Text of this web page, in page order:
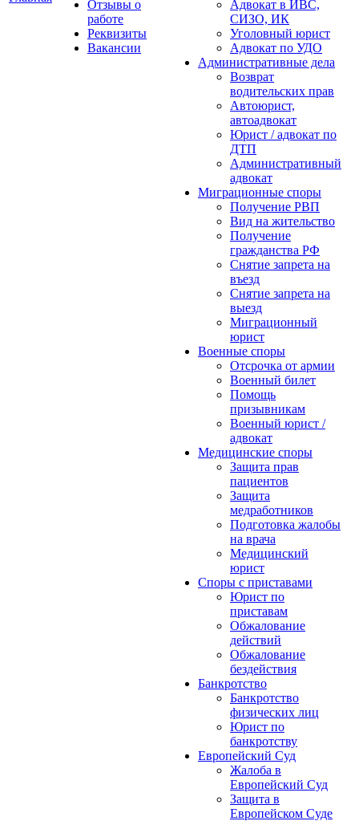
Отзывы о
работе
Реквизиты
Вакансии
Адвокат в ИВС,
СИЗО, ИК
Уголовный юрист
Адвокат по УДО
Административные дела
Возврат
водительских прав
Автоюрист,
автоадвокат
Юрист / адвокат по
ДТП
Административный
адвокат
Миграционные споры
Получение РВП
Вид на жительство
Получение
гражданства РФ
Снятие запрета на
въезд
Снятие запрета на
выезд
Миграционный
юрист
Военные споры
Отсрочка от армии
Военный билет
Помощь
призывникам
Военный юрист /
адвокат
Медицинские споры
Защита прав
пациентов
Защита
медработников
Подготовка жалобы
на врача
Медицинский
юрист
Споры с приставами
Юрист по
приставам
Обжалование
действий
Обжалование
бездействия
Банкротство
Банкротство
физических лиц
Юрист по
банкротству
Европейский Суд
Жалоба в
Европейский Суд
Защита в
Европейском Суде